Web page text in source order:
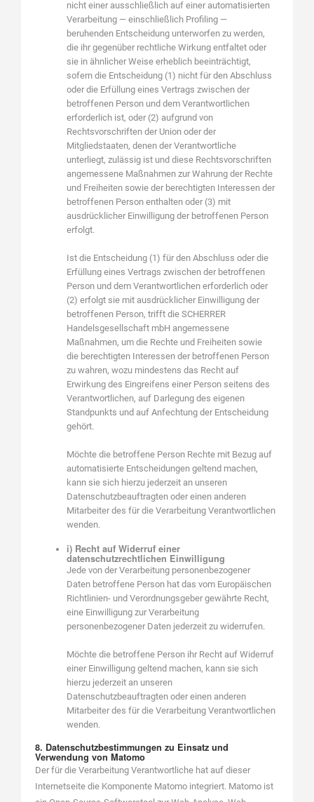
nicht einer ausschließlich auf einer automatisierten
Verarbeitung — einschließlich Profiling —
beruhenden Entscheidung unterworfen zu werden,
die ihr gegenüber rechtliche Wirkung entfaltet oder
sie in ähnlicher Weise erheblich beeinträchtigt,
sofern die Entscheidung (1) nicht für den Abschluss
oder die Erfüllung eines Vertrags zwischen der
betroffenen Person und dem Verantwortlichen
erforderlich ist, oder (2) aufgrund von
Rechtsvorschriften der Union oder der
Mitgliedstaaten, denen der Verantwortliche
unterliegt, zulässig ist und diese Rechtsvorschriften
angemessene Maßnahmen zur Wahrung der Rechte
und Freiheiten sowie der berechtigten Interessen der
betroffenen Person enthalten oder (3) mit
ausdrücklicher Einwilligung der betroffenen Person
erfolgt.
Ist die Entscheidung (1) für den Abschluss oder die
Erfüllung eines Vertrags zwischen der betroffenen
Person und dem Verantwortlichen erforderlich oder
(2) erfolgt sie mit ausdrücklicher Einwilligung der
betroffenen Person, trifft die SCHERRER
Handelsgesellschaft mbH angemessene
Maßnahmen, um die Rechte und Freiheiten sowie
die berechtigten Interessen der betroffenen Person
zu wahren, wozu mindestens das Recht auf
Erwirkung des Eingreifens einer Person seitens des
Verantwortlichen, auf Darlegung des eigenen
Standpunkts und auf Anfechtung der Entscheidung
gehört.
Möchte die betroffene Person Rechte mit Bezug auf
automatisierte Entscheidungen geltend machen,
kann sie sich hierzu jederzeit an unseren
Datenschutzbeauftragten oder einen anderen
Mitarbeiter des für die Verarbeitung Verantwortlichen
wenden.
i) Recht auf Widerruf einer
datenschutzrechtlichen Einwilligung
Jede von der Verarbeitung personenbezogener
Daten betroffene Person hat das vom Europäischen
Richtlinien- und Verordnungsgeber gewährte Recht,
eine Einwilligung zur Verarbeitung
personenbezogener Daten jederzeit zu widerrufen.
Möchte die betroffene Person ihr Recht auf Widerruf
einer Einwilligung geltend machen, kann sie sich
hierzu jederzeit an unseren
Datenschutzbeauftragten oder einen anderen
Mitarbeiter des für die Verarbeitung Verantwortlichen
wenden.
8. Datenschutzbestimmungen zu Einsatz und
Verwendung von Matomo
Der für die Verarbeitung Verantwortliche hat auf dieser
Internetseite die Komponente Matomo integriert. Matomo ist